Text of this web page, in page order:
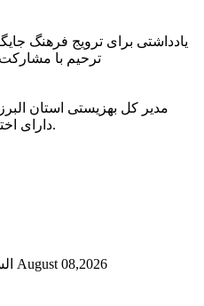
یادداشتی برای ترویج فرهنگ
ترحیم با مشارکت
دارای اختلالات بینایی در این استان خبر داد.
August 08,2026